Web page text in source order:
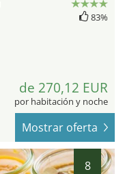
83%
de 270,12 EUR
por habitación y noche
Mostrar oferta
8